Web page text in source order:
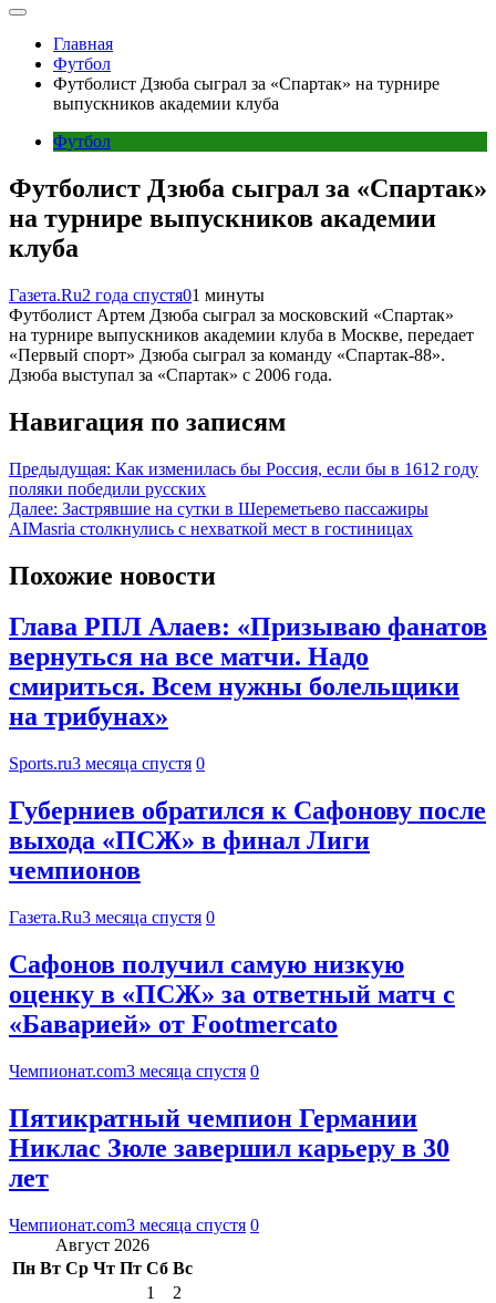
Главная
Футбол
Футболист Дзюба сыграл за «Спартак» на турнире
выпускников академии клуба
Футбол
Футболист Дзюба сыграл за «Спартак»
на турнире выпускников академии
клуба
Газета.Ru2 года спустя01 минуты
Футболист Артем Дзюба сыграл за московский «Спартак»
на турнире выпускников академии клуба в Москве, передает
«Первый спорт» Дзюба сыграл за команду «Спартак-88».
Дзюба выступал за «Спартак» с 2006 года.
Навигация по записям
Предыдущая: Как изменилась бы Россия, если бы в 1612 году
поляки победили русских
Далее: Застрявшие на сутки в Шереметьево пассажиры
AIMasria столкнулись с нехваткой мест в гостиницах
Похожие новости
Глава РПЛ Алаев: «Призываю фанатов
вернуться на все матчи. Надо
смириться. Всем нужны болельщики
на трибунах»
Sports.ru3 месяца спустя 0
Губерниев обратился к Сафонову после
выхода «ПСЖ» в финал Лиги
чемпионов
Газета.Ru3 месяца спустя 0
Сафонов получил самую низкую
оценку в «ПСЖ» за ответный матч с
«Баварией» от Footmercato
Чемпионат.com3 месяца спустя 0
Пятикратный чемпион Германии
Никлас Зюле завершил карьеру в 30
лет
Чемпионат.com3 месяца спустя 0
Август 2026
Пн Вт Ср Чт Пт Сб Вс
1
2